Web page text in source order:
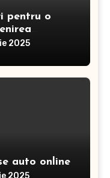
pentru o
2025
auto online